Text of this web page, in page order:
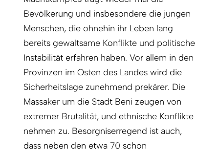
Bevölkerung und insbesondere die jungen
Menschen, die ohnehin ihr Leben lang
bereits gewaltsame Konflikte und politische
Instabilität erfahren haben. Vor allem in den
Provinzen im Osten des Landes wird die
Sicherheitslage zunehmend prekärer. Die
Massaker um die Stadt Beni zeugen von
extremer Brutalität, und ethnische Konflikte
nehmen zu. Besorgniserregend ist auch,
dass neben den etwa 70 schon